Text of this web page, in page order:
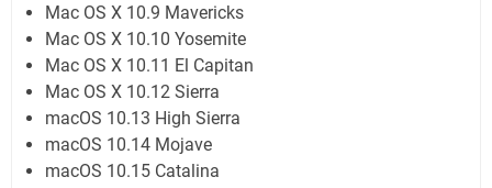
Mac OS X 10.9 Mavericks
Mac OS X 10.10 Yosemite
Mac OS X 10.11 El Capitan
Mac OS X 10.12 Sierra
macOS 10.13 High Sierra
macOS 10.14 Mojave
macOS 10.15 Catalina